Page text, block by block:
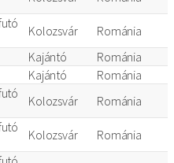
Kolozsvár
Románia
Kajántó
Románia
Kajántó
Románia
Kolozsvár Románia
Kolozsvár Románia